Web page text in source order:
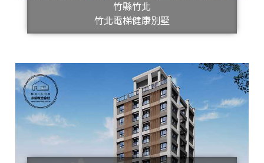
竹縣竹北
竹北電梯健康別墅